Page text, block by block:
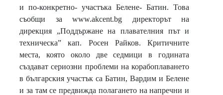
и по-конкретно- участъка Белене- Батин. Това
съобщи заwww.akcent.bg
директорът на
дирекция „Поддържане на плавателния път и
техническа” кап. Росен Райков. Критичните
места, която около две седмици в годината
създават сериозни проблеми на корабоплаването
в българския участък са Батин, Вардим и Белене
и за там се предвижда полагането на напречни и